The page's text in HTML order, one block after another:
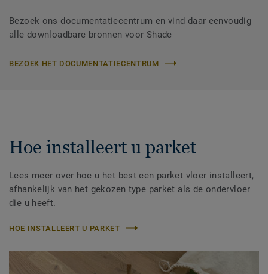
Bezoek ons documentatiecentrum en vind daar eenvoudig
alle downloadbare bronnen voor Shade
BEZOEK HET DOCUMENTATIECENTRUM
Hoe installeert u parket
Lees meer over hoe u het best een parket vloer installeert,
afhankelijk van het gekozen type parket als de ondervloer
die u heeft.
HOE INSTALLEERT U PARKET